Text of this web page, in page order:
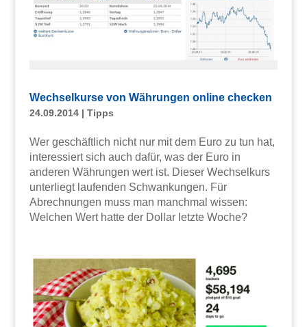
Wechselkurse von Währungen online checken
24.09.2014| Tipps
Wer geschäftlich nicht nur mit dem Euro zu tun hat,
interessiert sich auch dafür, was der Euro in
anderen Währungen wert ist. Dieser Wechselkurs
unterliegt laufenden Schwankungen. Für
Abrechnungen muss man manchmal wissen:
Welchen Wert hatte der Dollar letzte Woche?